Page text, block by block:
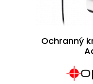
Ochranný